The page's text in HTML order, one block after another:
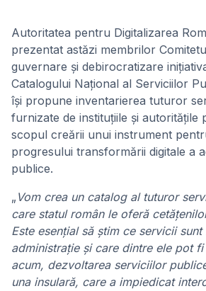
Autoritatea pentru Digitalizarea
prezentat astăzi membrilor
guvernare și debirocratizare
Catalogului Național al Serviciilor
își propune inventarierea tuturor
furnizate de instituțiile și autoritățile
scopul creării unui instrument
progresului transformării digitale a
publice.
„ Vom crea un catalog al tuturor
care statul român le oferă
Este esențial să știm ce servicii
administrație și care dintre ele pot
acum, dezvoltarea serviciilor
una insulară, care a impiedicat